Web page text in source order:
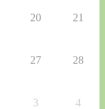
20 21
27 28
3 4